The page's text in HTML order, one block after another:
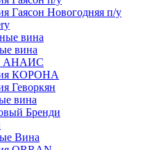
Гаясон Новогодняя п/у
вина
вина
АНАИС
КОРОНА
Геворкян
вина
Бренди
Вина